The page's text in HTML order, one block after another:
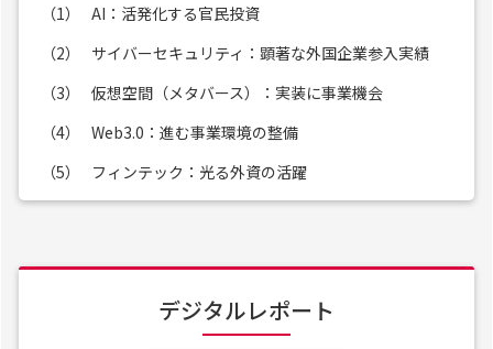
（1）
AI：活発化する官民投資
（2）
サイバーセキュリティ：顕著な外国企業参入実績
（3）
仮想空間（メタバース）：実装に事業機会
（4）
Web3.0：進む事業環境の整備
（5）
フィンテック：光る外資の活躍
デジタルレポート